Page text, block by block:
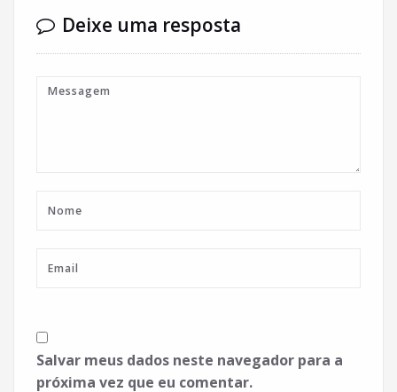
Deixe uma resposta
Salvar meus dados neste navegador para a
próxima vez que eu comentar.